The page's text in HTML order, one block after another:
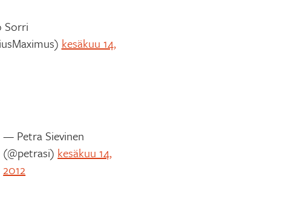
kesäkuu 14,
— Petra Sievinen
(@petrasi) kesäkuu 14,
2012